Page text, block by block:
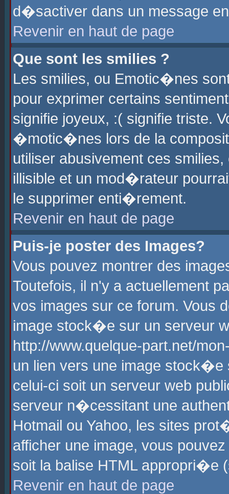
d�sactiver dans un message
Revenir en haut de page
Que sont les smilies ?
Les smilies, ou Emotic�nes
pour exprimer certains
signifie joyeux, :( signifie triste.
�motic�nes lors de la
utiliser abusivement ces
illisible et un mod�rateur
le supprimer enti�rement.
Revenir en haut de page
Puis-je poster des Images?
Vous pouvez montrer des
Toutefois, il n'y a actuellement
vos images sur ce forum. Vous
image stock�e sur un serveur
http://www.quelque-part.net/
un lien vers une image
celui-ci soit un serveur web
serveur n�cessitant une
Hotmail ou Yahoo, les sites
afficher une image, vous
soit la balise HTML
Revenir en haut de page